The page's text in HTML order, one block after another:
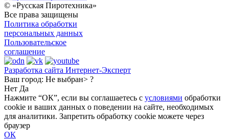
© «Русская Пиротехника»
Все права защищены
Политика обработки
персональных данных
Пользовательское
соглашение
Разработка сайта Интернет-Эксперт
Ваш город: Не выбран> ?
Нет Да
Нажмите “ОК”, если вы соглашаетесь с условиями обработки
cookie и ваших данных о поведении на сайте, необходимых
для аналитики. Запретить обработку cookie можете через
браузер
ОК